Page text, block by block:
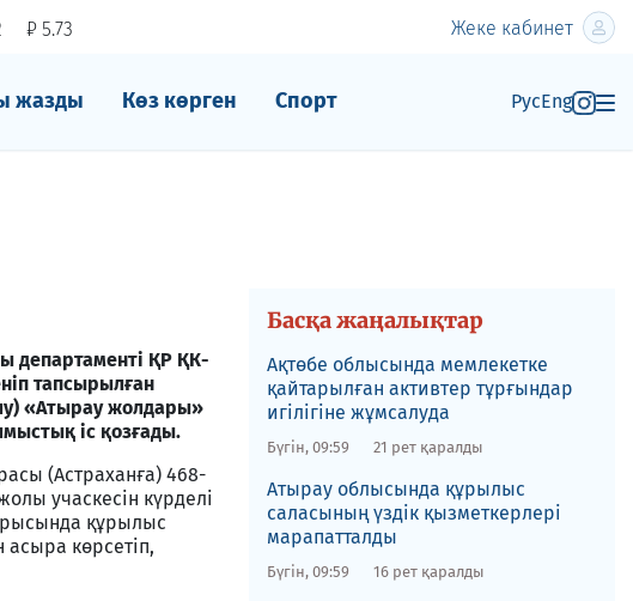
₽ 5.73 Жеке кабинет
жазды Көз көрген Спорт РусEng
департаменті ҚР ҚК-
тапсырылған
«Атырау жолдары»
іс қозғады.
(Астраханға) 468-
учаскесін күрделі
құрылыс
көрсетіп,
Басқа жаңалықтар
​Ақтөбе облысында мемлекетке
қайтарылған активтер тұрғындар
игілігіне жұмсалуда
Бүгін, 09:59 21 рет қаралды
​Атырау облысында құрылыс
саласының үздік қызметкерлері
марапатталды​
Бүгін, 09:59 16 рет қаралды